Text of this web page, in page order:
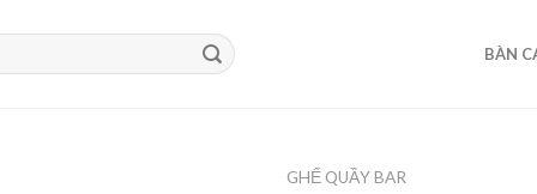
BÀN
GHẾ QUẦY BAR